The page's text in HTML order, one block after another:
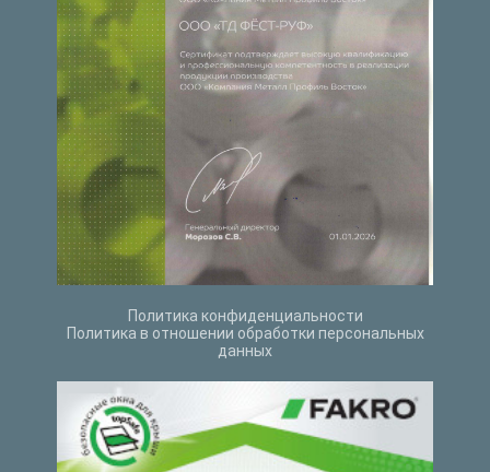
Политика конфиденциальности
Политика в отношении обработки персональных
данных